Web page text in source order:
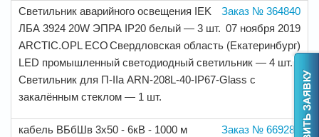
Заказ № 364840
07 ноября 2019
Свердловская область (Екатеринбург)
Светильник аварийного освещения IEK
ЛБА 3924 20W ЭПРА IP20 белый — 3 шт.
ARCTIC.OPL ECO
LED промышленный светодиодный светильник — 4 шт.
Светильник для П-IIа ARN-208L-40-IP67-Glass с
закалённым стеклом — 1 шт.
Заказ № 669282
кабель ВБбШв 3х50 - 6кВ - 1000 м